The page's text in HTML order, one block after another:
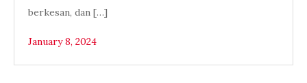
berkesan, dan […]
January 8, 2024